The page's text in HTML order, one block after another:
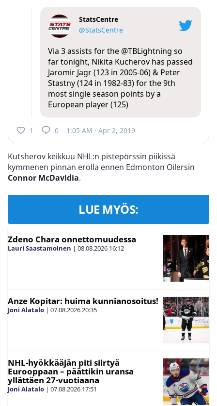
StatsCentre
@StatsCentre
Via 3 assists for the @TBLightning so
far tonight, Nikita Kucherov has passed
Jaromir Jagr (123 in 2005-06) & Peter
Stastny (124 in 1982-83) for the 9th
most single season points by a
European player (125)
1 0 1:05 AM · Apr 2, 2019
Kutsherov keikkuu NHL:n pistepörssin piikissä
kymmenen pinnan erolla ennen Edmonton Oilersin
Connor McDavidia.
LUE MYÖS:
Zdeno Chara onnettomuudessa
Lauri Saastamoinen | 08.08.2026 16:12
Anze Kopitar: huima kunnianosoitus!
Joni Alatalo | 07.08.202620:35
NHL-hyökkääjän piti siirtyä
Eurooppaan – päättikin uransa
yllättäen 27-vuotiaana
Joni Alatalo | 07.08.2026 17:51